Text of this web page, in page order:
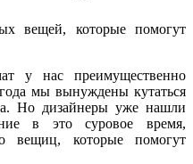
у нас преимущественно
мы вынуждены кутаться
Но дизайнеры уже нашли
в это суровое время,
вещиц, которые помогут